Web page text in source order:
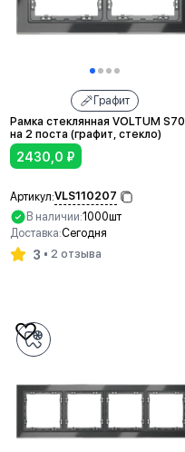
Графит
Рамка стеклянная VOLTUM S70
на 2 поста (графит, стекло)
2430,0 ₽
Артикул:VLS110207
В наличии:1000шт
Доставка:Сегодня
3 2 отзыва